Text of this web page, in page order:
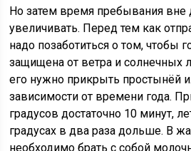
Но затем время пребывания
увеличивать. Перед тем как
надо позаботиться о том, чтобы
защищена от ветра и солнечных
его нужно прикрыть простынёй
зависимости от времени года.
градусов достаточно 10 минут,
градусах в два раза дольше. В
необходимо брать с собой